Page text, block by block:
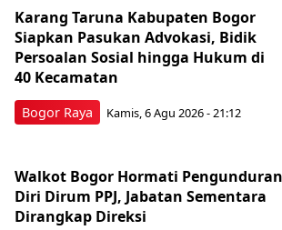
Bogor Raya
Karang Taruna Kabupaten Bogor
Siapkan Pasukan Advokasi, Bidik
Persoalan Sosial hingga Hukum di
40 Kecamatan
Kamis, 6 Agu 2026 - 21:12
Walkot Bogor Hormati Pengunduran
Diri Dirum PPJ, Jabatan Sementara
Dirangkap Direksi